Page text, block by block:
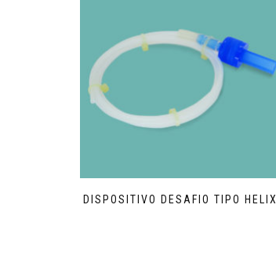
DISPOSITIVO DESAFIO TIPO HELIX